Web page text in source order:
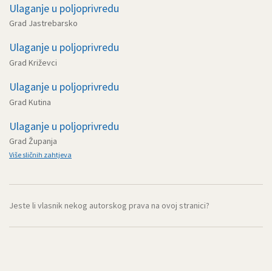
Ulaganje u poljoprivredu
Grad Jastrebarsko
Ulaganje u poljoprivredu
Grad Križevci
Ulaganje u poljoprivredu
Grad Kutina
Ulaganje u poljoprivredu
Grad Županja
Više sličnih zahtjeva
Jeste li vlasnik nekog autorskog prava na ovoj stranici?